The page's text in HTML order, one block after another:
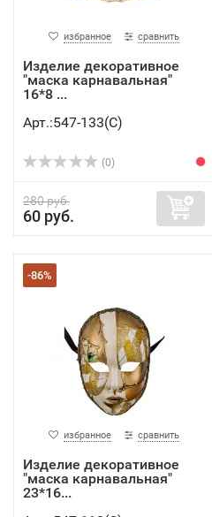
избранное сравнить
Изделие декоративное
"маска карнавальная"
16*8 ...
Арт.:547-133(C)
(0)
280 руб.
60 руб.
-86%
избранное сравнить
Изделие декоративное
"маска карнавальная"
23*16...